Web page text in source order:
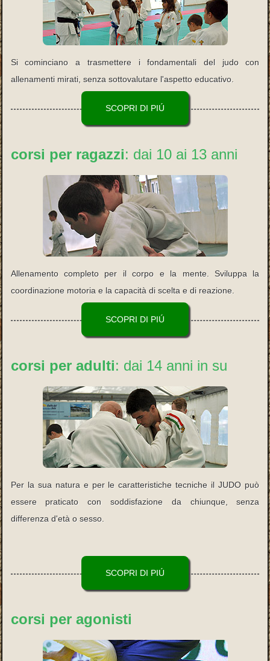
Si cominciano a trasmettere i fondamentali del judo con
allenamenti mirati, senza sottovalutare l'aspetto educativo.
SCOPRI DI PIÚ
corsi per ragazzi: dai 10 ai 13 anni
Allenamento completo per il corpo e la mente. Sviluppa la
coordinazione motoria e la capacità di scelta e di reazione.
SCOPRI DI PIÚ
corsi per adulti: dai 14 anni in su
Per la sua natura e per le caratteristiche tecniche il JUDO può
essere praticato con soddisfazione da chiunque, senza
differenza d'età o sesso.
SCOPRI DI PIÚ
corsi per agonisti